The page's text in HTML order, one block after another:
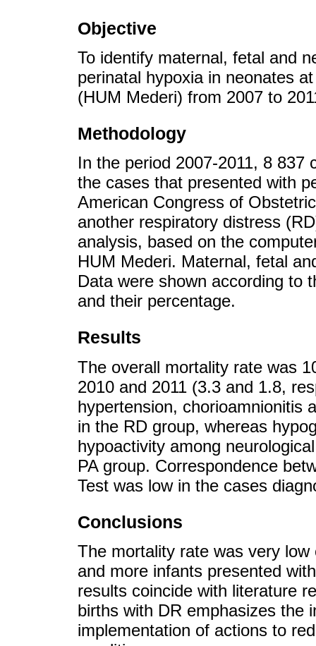
Objective
To identify maternal, fetal and
perinatal hypoxia in neonates
(HUM Mederi) from 2007 to
Methodology
In the period 2007-2011, 8 837
the cases that presented with
American Congress of
another respiratory distress
analysis, based on the
HUM Mederi. Maternal, fetal
Data were shown according to
and their percentage.
Results
The overall mortality rate was
2010 and 2011 (3.3 and 1.8,
hypertension, chorioamnionitis
in the RD group, whereas
hypoactivity among
PA group. Correspondence
Test was low in the cases
Conclusions
The mortality rate was very
and more infants presented
results coincide with literature
births with DR emphasizes the
implementation of actions to